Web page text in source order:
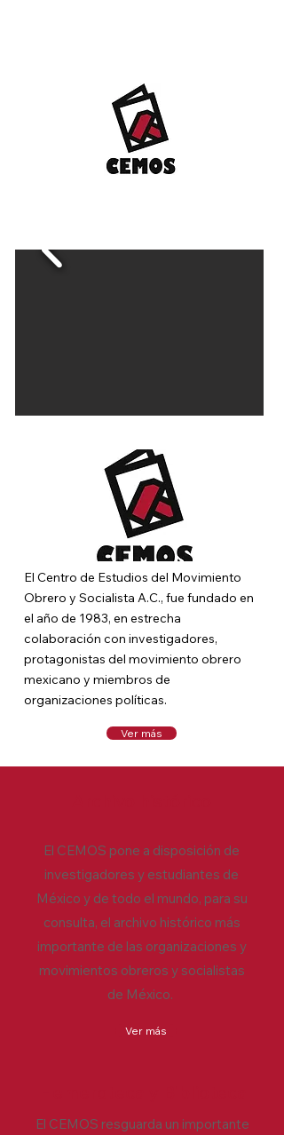
El Centro de Estudios del Movimiento
Obrero y Socialista A.C., fue fundado en
el año de 1983, en estrecha
colaboración con investigadores,
protagonistas del movimiento obrero
mexicano y miembros de
organizaciones políticas.
Ver más
El CEMOS pone a disposición de
investigadores y estudiantes de
México y de todo el mundo, para su
consulta, el archivo histórico más
importante de las organizaciones y
movimientos obreros y socialistas
de México.
Ver más
El CEMOS resguarda un importante